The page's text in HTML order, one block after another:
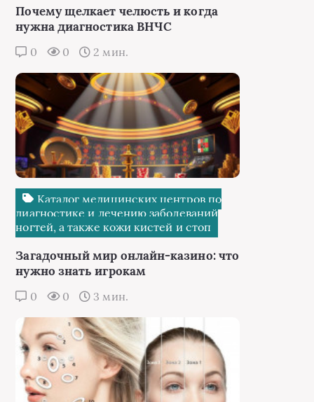
Почему щелкает челюсть и когда
нужна диагностика ВНЧС
0 0 2 мин.
Каталог медицинских центров по
диагностике и лечению заболеваний
ногтей, а также кожи кистей и стоп
Загадочный мир онлайн-казино: что
нужно знать игрокам
0 0 3 мин.